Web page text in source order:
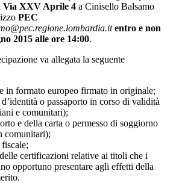
Via XXV Aprile 4 a Cinisello Balsamo
PEC
entro e non
2015 alle ore 14:00.
va allegata la seguente
in formato europeo firmato in originale;
o passaporto in corso di validità
e comunitari);
e della carta o permesso di soggiorno
comunitari);
certificazioni relative ai titoli che i
opportuno presentare agli effetti della